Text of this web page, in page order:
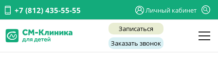
+7 (812) 435-55-55 Личный кабинет
Записаться
Заказать звонок